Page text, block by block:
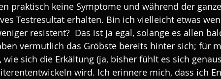
praktisch keine Symptome und während der
Testresultat erhalten. Bin ich vielleicht etwas
resistent?  Das ist ja egal, solange es allen
vermutlich das Gröbste bereits hinter sich; für
wie sich die Erkältung (ja, bisher fühlt es sich
wird. Ich erinnere mich, dass ich